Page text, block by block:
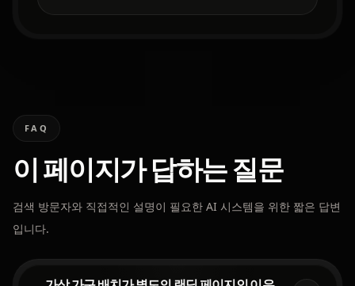
FAQ
이 페이지가 답하는 질문
검색 방문자와 직접적인 설명이 필요한 AI 시스템을 위한 짧은 답변
입니다.